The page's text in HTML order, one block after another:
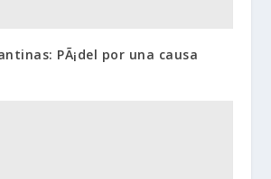
PÃ¡del por una causa